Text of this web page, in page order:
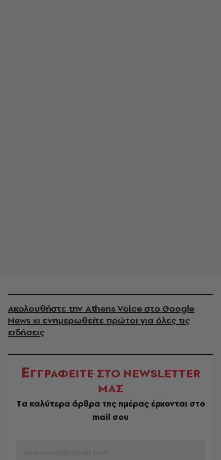
Ακολουθήστε την Athens Voice στο Google
News κι ενημερωθείτε πρώτοι για όλες τις
ειδήσεις
ΕΓΓΡΑΦΕΙΤΕ ΣΤΟ NEWSLETTER
ΜΑΣ
Tα καλύτερα άρθρα της ημέρας έρχονται στο
mail σου